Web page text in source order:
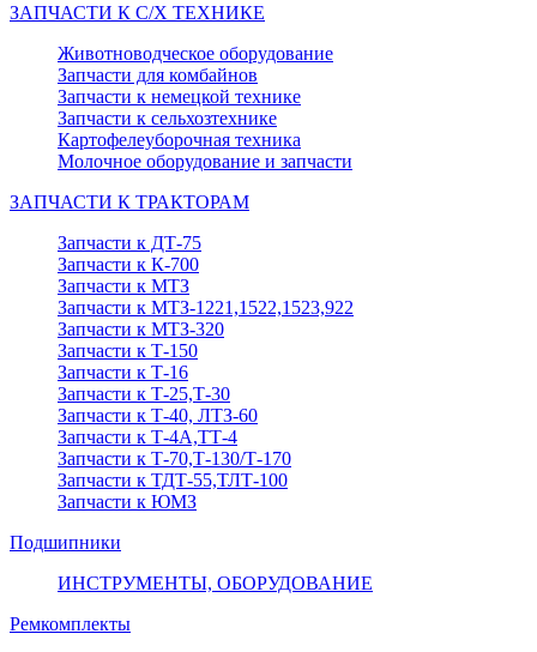
ЗАПЧАСТИ К С/Х ТЕХНИКЕ
Животноводческое оборудование
Запчасти для комбайнов
Запчасти к немецкой технике
Запчасти к сельхозтехнике
Картофелеуборочная техника
Молочное оборудование и запчасти
ЗАПЧАСТИ К ТРАКТОРАМ
Запчасти к ДТ-75
Запчасти к К-700
Запчасти к МТЗ
Запчасти к МТЗ-1221,1522,1523,922
Запчасти к МТЗ-320
Запчасти к Т-150
Запчасти к Т-16
Запчасти к Т-25,Т-30
Запчасти к Т-40, ЛТЗ-60
Запчасти к Т-4А,ТТ-4
Запчасти к Т-70,Т-130/Т-170
Запчасти к ТДТ-55,ТЛТ-100
Запчасти к ЮМЗ
Подшипники
ИНСТРУМЕНТЫ, ОБОРУДОВАНИЕ
Ремкомплекты